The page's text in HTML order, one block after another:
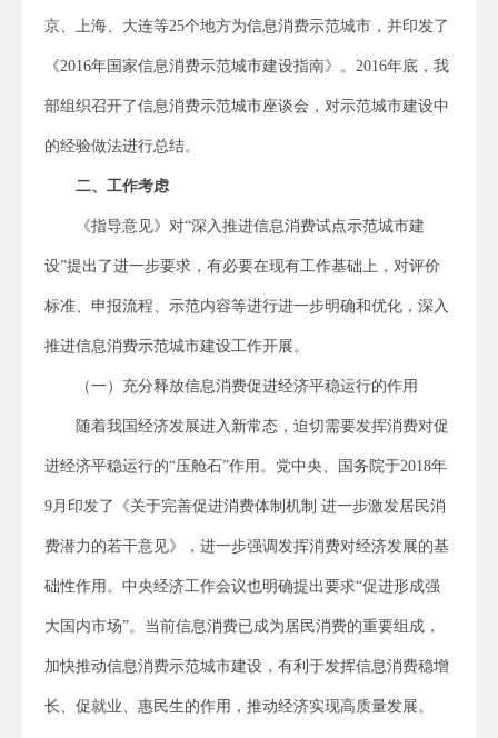
京、上海、大连等25个地方为信息消费示范城市，并印发了
《2016年国家信息消费示范城市建设指南》。2016年底，我
部组织召开了信息消费示范城市座谈会，对示范城市建设中
的经验做法进行总结。
二、工作考虑
《指导意见》对“深入推进信息消费试点示范城市建
设”提出了进一步要求，有必要在现有工作基础上，对评价
标准、申报流程、示范内容等进行进一步明确和优化，深入
推进信息消费示范城市建设工作开展。
（一）充分释放信息消费促进经济平稳运行的作用
随着我国经济发展进入新常态，迫切需要发挥消费对促
进经济平稳运行的“压舱石”作用。党中央、国务院于2018年
9月印发了《关于完善促进消费体制机制 进一步激发居民消
费潜力的若干意见》，进一步强调发挥消费对经济发展的基
础性作用。中央经济工作会议也明确提出要求“促进形成强
大国内市场”。当前信息消费已成为居民消费的重要组成，
加快推动信息消费示范城市建设，有利于发挥信息消费稳增
长、促就业、惠民生的作用，推动经济实现高质量发展。